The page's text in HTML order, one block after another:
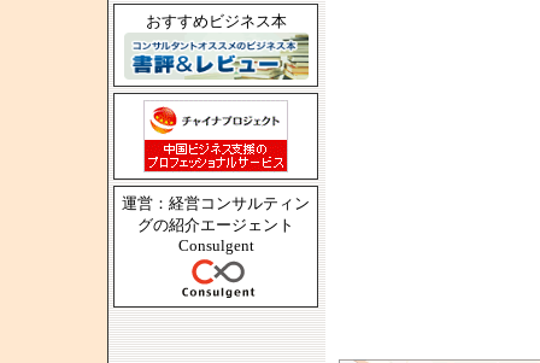
おすすめビジネス本
運営：経営コンサルティン
グの紹介エージェント
Consulgent